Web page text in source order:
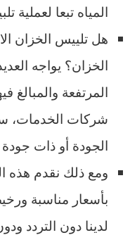
المياه تبعا لعملية
هل تلييس الخزان
الخزان؟ يواجه
المرتفعة
شركات الخدمات،
الجودة أو ذات
ومع ذلك نقدم هذه
بأسعار مناسبة
لدينا دون التردد